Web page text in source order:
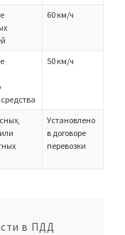
60 км/ч
50 км/ч
Установлено
в договоре
перевозки
в ПДД